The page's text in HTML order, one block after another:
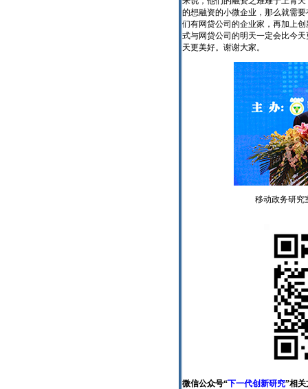
的想融资的小微企业，那么就需
们有网贷公司的企业家，再加上
式与网贷公司的明天一定会比今
天更美好。谢谢大家。
移动政务研究
微信公众号“下一代创新研究”相关